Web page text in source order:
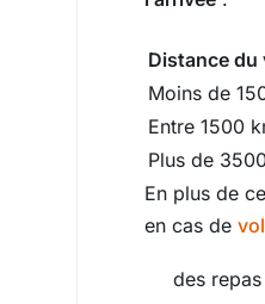
Distance du
Moins de
Entre 1500
Plus de
En plus de
en cas de
des